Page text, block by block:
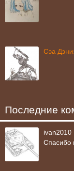
Сэа
Последние
ivan2010
Спасибо